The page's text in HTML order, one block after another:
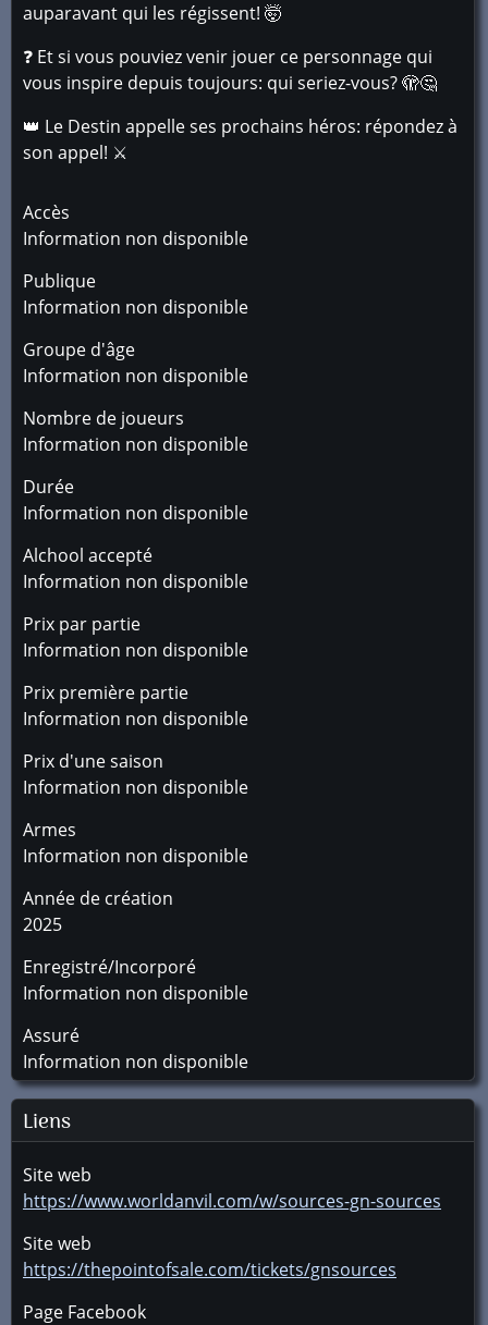
auparavant qui les régissent! 🤯
❓ Et si vous pouviez venir jouer ce personnage qui
vous inspire depuis toujours: qui seriez-vous? 🫣🤔
👑 Le Destin appelle ses prochains héros: répondez à
son appel! ⚔️
Accès
Information non disponible
Publique
Information non disponible
Groupe d'âge
Information non disponible
Nombre de joueurs
Information non disponible
Durée
Information non disponible
Alchool accepté
Information non disponible
Prix par partie
Information non disponible
Prix première partie
Information non disponible
Prix d'une saison
Information non disponible
Armes
Information non disponible
Année de création
2025
Enregistré/Incorporé
Information non disponible
Assuré
Information non disponible
Liens
Site web
https://www.worldanvil.com/w/sources-gn-sources
Site web
https://thepointofsale.com/tickets/gnsources
Page Facebook